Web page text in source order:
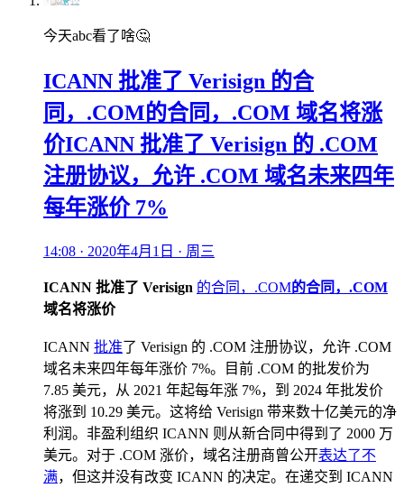
今天abc看了啥🤔
ICANN 批准了 Verisign 的合
同，.COM的合同，.COM 域名将涨
价ICANN 批准了 Verisign 的 .COM
注册协议，允许 .COM 域名未来四年
每年涨价 7%
14:08 · 2020年4月1日 · 周三
ICANN 批准了 Verisign 的合同，.COM的合同，.COM
域名将涨价
ICANN 批准了 Verisign 的 .COM 注册协议，允许 .COM
域名未来四年每年涨价 7%。目前 .COM 的批发价为
7.85 美元，从 2021 年起每年涨 7%，到 2024 年批发价
将涨到 10.29 美元。这将给 Verisign 带来数十亿美元的净
利润。非盈利组织 ICANN 则从新合同中得到了 2000 万
美元。对于 .COM 涨价，域名注册商曾公开表达了不
满，但这并没有改变 ICANN 的决定。在递交到 ICANN